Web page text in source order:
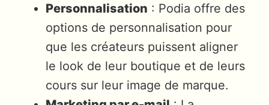
Personnalisation : Podia offre des
options de personnalisation pour
que les créateurs puissent aligner
le look de leur boutique et de leurs
cours sur leur image de marque.